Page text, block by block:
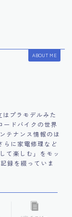
ABOUT ME
プラモデルみた
ードバイクの世界
テナンス情報のほ
らに家電修理など
て楽しむ」をモッ
録を綴っていま